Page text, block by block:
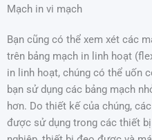
Mạch in vi mạch
Bạn cũng có thể xem xét các
trên bảng mạch in linh hoạt
in linh hoạt, chúng có thể uốn
bạn sử dụng các bảng mạch
hơn. Do thiết kế của chúng,
được sử dụng trong các thiết